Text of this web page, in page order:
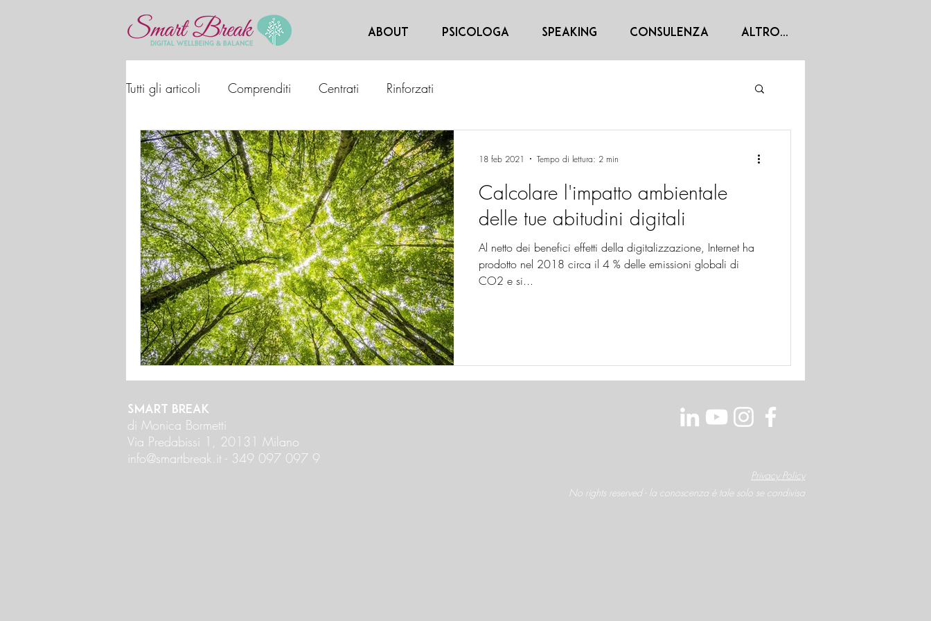
About Psicologa Speaking Consulenza Altro...
Tutti gli articoli Comprenditi Centrati Rinforzati
Calcolare l'impatto ambientale
delle tue abitudini digitali
Al netto dei benefici effetti della digitalizzazione, Internet ha
prodotto nel 2018 circa il 4 % delle emissioni globali di
CO2 e si...
18 feb 2021 Tempo di lettura: 2 min
Smart Break
di Monica Bormetti
Via Predabissi 1, 20131 Milano
info@smartbreak.it - 349 097 097 9
No rights reserved - la conoscenza è tale solo se condivisa
Privacy Policy